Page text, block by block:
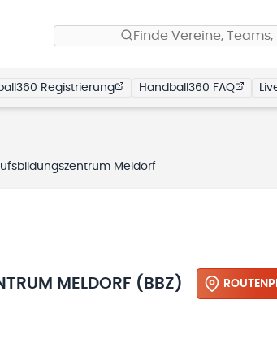
Finde Vereine, Teams,
Registrierung Handball360 FAQ
Meldorf
MELDORF (BBZ)